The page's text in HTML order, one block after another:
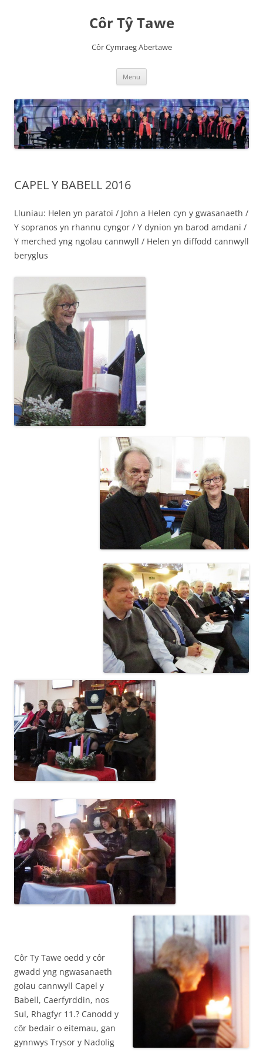
Côr Tŷ Tawe
Côr Cymraeg Abertawe
Menu
CAPEL Y BABELL 2016
Lluniau: Helen yn paratoi / John a Helen cyn y gwasanaeth /
Y sopranos yn rhannu cyngor / Y dynion yn barod amdani /
Y merched yng ngolau cannwyll / Helen yn diffodd cannwyll
beryglus
Côr Ty Tawe oedd y côr
gwadd yng ngwasanaeth
golau cannwyll Capel y
Babell, Caerfyrddin, nos
Sul, Rhagfyr 11.? Canodd y
côr bedair o eitemau, gan
gynnwys Trysor y Nadolig